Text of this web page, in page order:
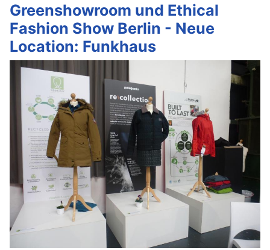
Greenshowroom und Ethical
Fashion Show Berlin - Neue
Location: Funkhaus